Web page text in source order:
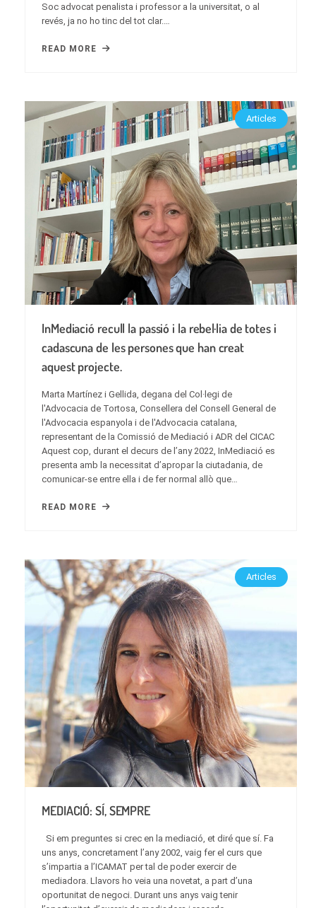
Soc advocat penalista i professor a la universitat, o al
revés, ja no ho tinc del tot clar.…
READ MORE
Articles
InMediació recull la passió i la rebel·lia de totes i
cadascuna de les persones que han creat
aquest projecte.
Marta Martínez i Gellida, degana del Col·legi de
l'Advocacia de Tortosa, Consellera del Consell General de
l'Advocacia espanyola i de l'Advocacia catalana,
representant de la Comissió de Mediació i ADR del CICAC
Aquest cop, durant el decurs de l’any 2022, InMediació es
presenta amb la necessitat d’apropar la ciutadania, de
comunicar-se entre ella i de fer normal allò que…
READ MORE
Articles
MEDIACIÓ: SÍ, SEMPRE
Si em preguntes si crec en la mediació, et diré que sí. Fa
uns anys, concretament l’any 2002, vaig fer el curs que
s’impartia a l’ICAMAT per tal de poder exercir de
mediadora. Llavors ho veia una novetat, a part d’una
oportunitat de negoci. Durant uns anys vaig tenir